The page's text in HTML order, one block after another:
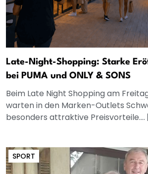
Late-Night-Shopping: Starke
bei PUMA und ONLY & SONS
Beim Late Night Shopping am
warten in den Marken-Outlets
besonders attraktive Preisvorteile....
SPORT